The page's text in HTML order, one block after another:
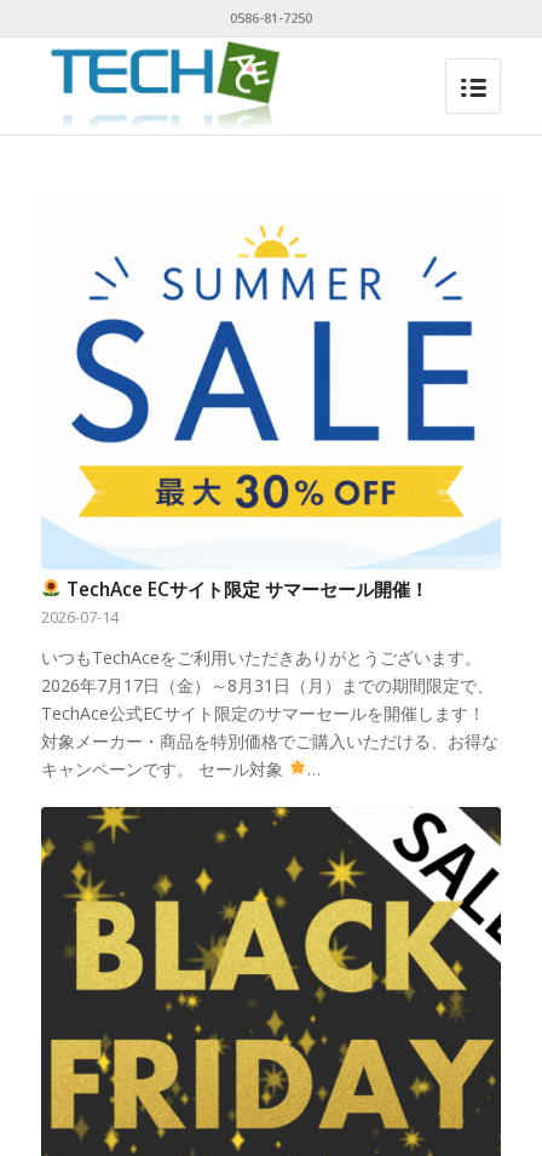
0586-81-7250
TechAce ECサイト限定 サマーセール開催！
2026-07-14
いつもTechAceをご利用いただきありがとうございます。
2026年7月17日（金）～8月31日（月）までの期間限定で、
TechAce公式ECサイト限定のサマーセールを開催します！
対象メーカー・商品を特別価格でご購入いただける、お得な
キャンペーンです。 セール対象
…